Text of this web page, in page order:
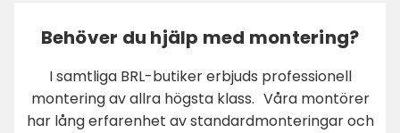
Behöver du hjälp med montering?
I samtliga BRL-butiker erbjuds professionell
montering av allra högsta klass. Våra montörer
har lång erfarenhet av standardmonteringar och